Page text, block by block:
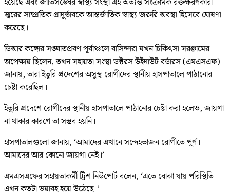
জ্বরের সাম্প্রতিক প্রাদুর্ভাবকে আন্তর্জাতিক স্বাস্থ্য জরুরি অবস্থা হিসেবে ঘোষণা
করেছে।
ডিআর কঙ্গোর সঙ্ঘাতপ্রবণ পূর্বাঞ্চলে বাসিন্দারা যখন চিকিৎসা সরঞ্জামের
অপেক্ষায় ছিলেন, তখন সহায়তা সংস্থা ডক্টরস উইদাউট বর্ডারস (এমএসএফ)
জানায়, তারা ইতুরি প্রদেশের অসুস্থ রোগীদের স্থানীয় হাসপাতালে পাঠানোর
চেষ্টা করেছিল।
ইতুরি প্রদেশে রোগীদের স্থানীয় হাসপাতালে পাঠানোর চেষ্টা করা হলেও, জায়গা
না থাকার কারণে তা সম্ভব হয়নি।
হাসপাতালগুলো জানায়, ‘আমাদের এখানে সন্দেহভাজন রোগীতে পূর্ণ।
আমাদের আর কোনো জায়গা নেই।’
এমএসএফের সহায়তাকর্মী ট্রিশ নিউপোর্ট বলেন, ‘এতে বোঝা যায় পরিস্থিতি
এখন কতটা ভয়াবহ হয়ে উঠেছে।’